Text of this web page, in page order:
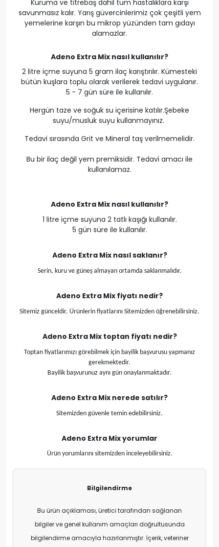
Kuruma ve titrebaş dahil tüm hastalıklara karşı
savunmasız kalır. Yarış güvercinlerimiz çok çeşitli yem
yemelerine karşın bu mikrop yüzünden tam gıdayı
alamazlar.
Adeno Extra Mix nasıl kullanılır?
2 litre içme suyuna 5 gram ilaç karıştırılır. Kümesteki
bütün kuşlara toplu olarak verilerek tedavi uygulanır.
5 - 7 gün süre ile kullanılır.
Hergün taze ve soğuk su içerisine katılır.Şebeke
suyu/musluk suyu kullanmayınız.
Tedavi sırasında Grit ve Mineral taş verilmemelidir.
Bu bir ilaç değil yem premiksidir. Tedavi amacı ile
kullanılamaz.
Adeno Extra Mix nasıl kullanılır?
1 litre içme suyuna 2 tatlı kaşığı kullanılır.
5 gün süre ile kullanılır.
Adeno Extra Mixnasıl saklanır?
Serin, kuru ve güneş almayan ortamda saklanmalıdır.
Adeno Extra Mix fiyatı nedir?
Sitemiz günceldir. Ürünlerin fiyatlarını Sitemizden öğrenebilirsiniz.
Adeno Extra Mix toptan fiyatı nedir?
Toptan fiyatlarımızı görebilmek için bayilik başvurusu yapmanız
gerekmektedir.
Bayilik başvurunuz aynı gün onaylanmaktadır.
Adeno Extra Mix nerede satılır?
Sitemizden güvenle temin edebilirsiniz.
Adeno Extra Mixyorumlar
Ürün yorumlarını sitemizden inceleyebilirsiniz.
Bilgilendirme
Bu ürün açıklaması, üretici tarafından sağlanan
bilgiler ve genel kullanım amaçları doğrultusunda
bilgilendirme amacıyla hazırlanmıştır. İçerik, veteriner